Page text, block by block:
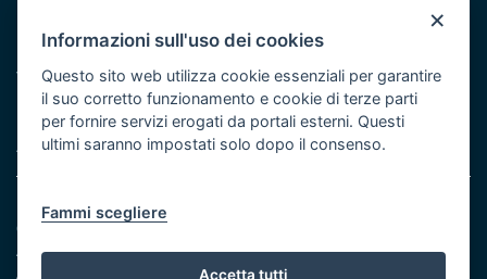
Protezione civile
Vai al sito di Protezione Civile Puglia
Iniziativa finanziata con risorse del POR Puglia 2014/2020 -
Asse XI
Note legali
Cookie e privacy
Amministrazione trasparente
Atti di notifica
×
Informazioni sull'uso dei cookies
Questo sito web utilizza cookie essenziali per garantire
il suo corretto funzionamento e cookie di terze parti
per fornire servizi erogati da portali esterni. Questi
ultimi saranno impostati solo dopo il consenso.
Fammi scegliere
Accetta tutti